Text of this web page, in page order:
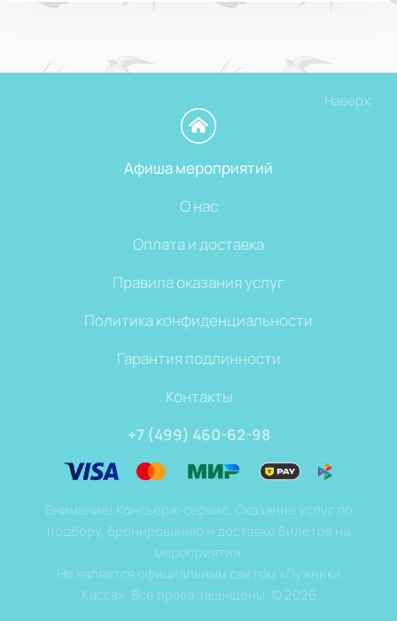
Наверх
Афиша мероприятий
О нас
Оплата и доставка
Правила оказания услуг
Политика конфиденциальности
Гарантия подлинности
Контакты
+7 (499) 460-62-98
Внимание! Консьерж-сервис. Оказание услуг по
подбору, бронированию и доставке билетов на
мероприятия.
Не является официальным сайтом «Лужники
Касса». Все права защищены. ©2026